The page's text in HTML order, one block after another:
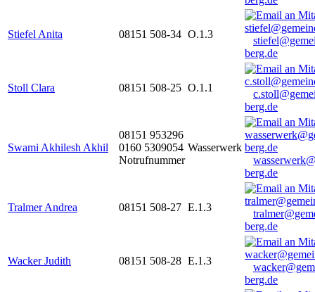
Stiefel Anita 08151 508-34 O.1.3
berg.de
Stoll Clara 08151 508-25 O.1.1
berg.de
Swami Akhilesh Akhil
08151 953296
0160 5309054
Notrufnummer
Wasserwerk
berg.de
Tralmer Andrea 08151 508-27 E.1.3
berg.de
Wacker Judith 08151 508-28 E.1.3
berg.de